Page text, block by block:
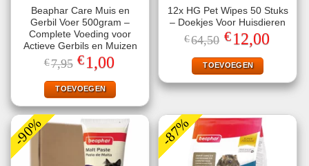
Beaphar Care Muis en
Gerbil Voer 500gram –
Complete Voeding voor
Actieve Gerbils en Muizen
€7,95 Oorspronkelijke
prijs
was:
€7,95.
€1,00
is:
€1,00.
TOEVOEGEN
12x HG Pet Wipes 50 Stuks
– Doekjes Voor Huisdieren
€64,50 Oorspronkelijke
prijs
was:
€64,50.
€12,00Huidige
prijs
TOEVOEGEN
-90% -87%